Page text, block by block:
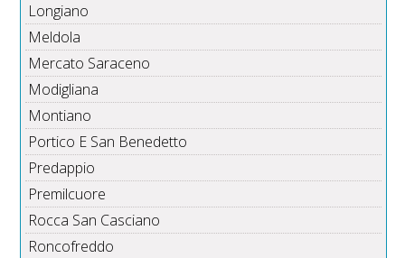
Longiano
Meldola
Mercato Saraceno
Modigliana
Montiano
Portico E San Benedetto
Predappio
Premilcuore
Rocca San Casciano
Roncofreddo